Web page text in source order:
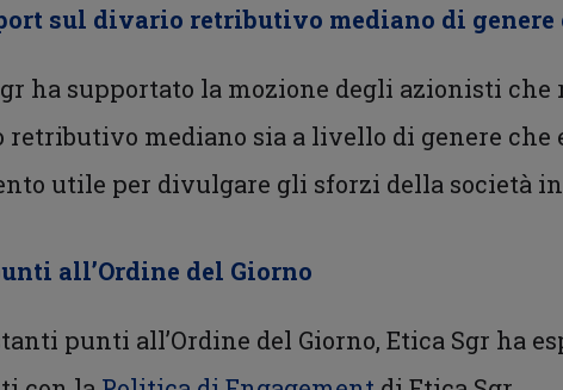
sul divario retributivo mediano di genere
ha supportato la mozione degli azionisti
retributivo mediano sia a livello di genere
utile per divulgare gli sforzi della società
all’Ordine del Giorno
punti all’Ordine del Giorno, Etica Sgr ha